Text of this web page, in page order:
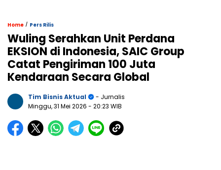
Home / Pers Rilis
Wuling Serahkan Unit Perdana
EKSION di Indonesia, SAIC Group
Catat Pengiriman 100 Juta
Kendaraan Secara Global
Tim Bisnis Aktual
- Jurnalis
Minggu, 31 Mei 2026 - 20:23 WIB